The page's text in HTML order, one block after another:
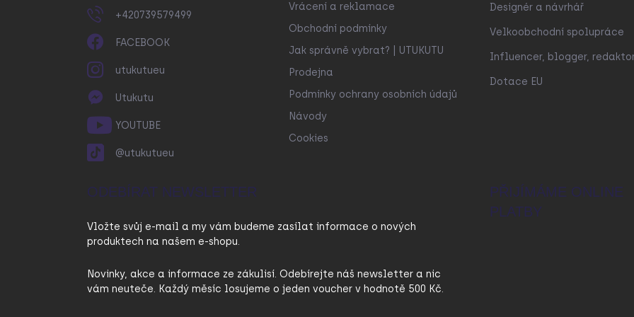
+420739579499
FACEBOOK
utukutueu
Utukutu
YOUTUBE
@utukutueu
Vrácení a reklamace
Obchodní podmínky
Jak správně vybrat? | UTUKUTU
Prodejna
Podmínky ochrany osobních údajů
Návody
Cookies
Designér a návrhář
Velkoobchodní spolupráce
Influencer, blogger,
Dotace EU
ODEBÍRAT NEWSLETTER
Vložte svůj e-mail a my vám budeme zasílat informace o nových
produktech na našem e-shopu.
Novinky, akce a informace ze zákulisí. Odebírejte náš newsletter a nic
vám neuteče. Každý měsíc losujeme o jeden voucher v hodnotě 500 Kč.
PŘIJÍMÁME ONLINE
PLATBY